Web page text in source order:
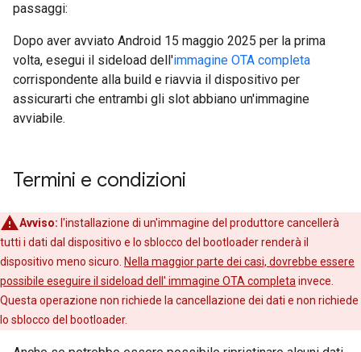
passaggi:
Dopo aver avviato Android 15 maggio 2025 per la prima
volta, esegui il sideload dell'immagine OTA completa
corrispondente alla build e riavvia il dispositivo per
assicurarti che entrambi gli slot abbiano un'immagine
avviabile.
Termini e condizioni
Avviso: l'installazione di un'immagine del produttore cancellerà
tutti i dati dal dispositivo e lo sblocco del bootloader renderà il
dispositivo meno sicuro. Nella maggior parte dei casi, dovrebbe essere
possibile eseguire il sideload dell' immagine OTA completa invece.
Questa operazione non richiede la cancellazione dei dati e non richiede
lo sblocco del bootloader.